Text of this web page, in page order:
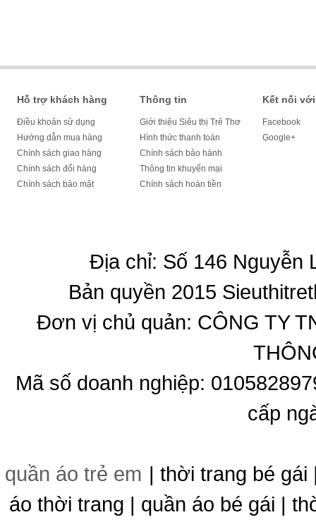
Hỗ trợ khách hàng
Điều khoản sử dụng
Hướng dẫn mua hàng
Chính sách giao hàng
Chính sách đổi hàng
Chính sách bảo mật
Thông tin
Giới thiệu Siêu thị Trẻ Thơ
Hình thức thanh toán
Chính sách bảo hành
Thông tin khuyến mại
Chính sách hoàn tiền
Kết nối
Facebook
Google+
Địa chỉ: Số 146 Nguyễn
Bản quyền 2015
Đơn vị chủ quản: CÔNG TY
Mã số doanh nghiệp:
cấp
quần áo trẻ em | thời trang bé gái
áo thời trang | quần áo bé gái |